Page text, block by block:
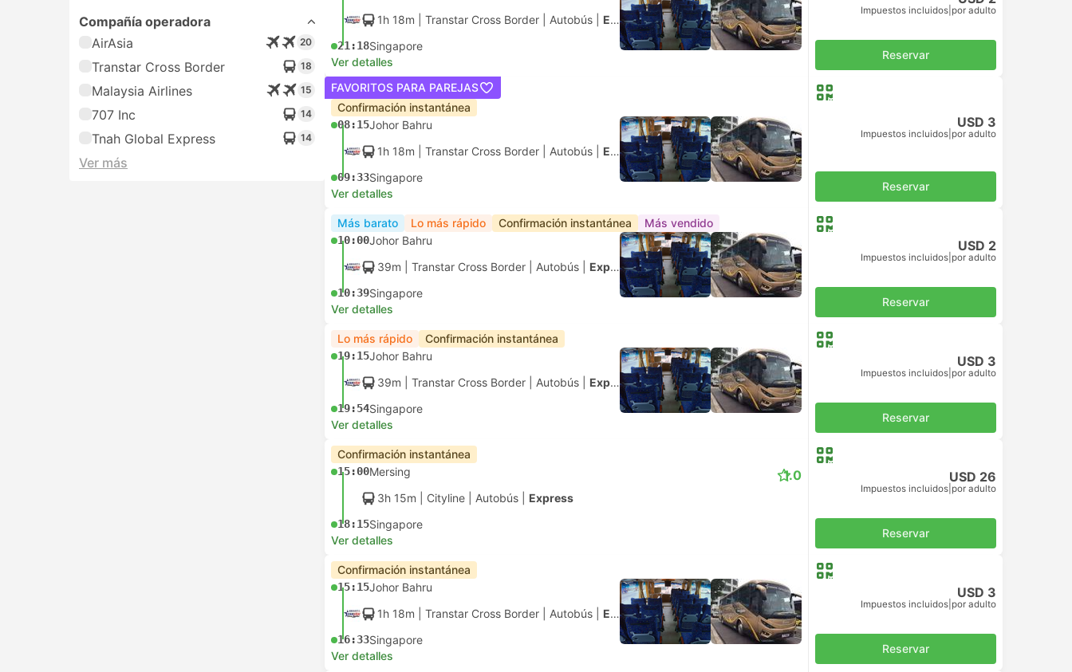
Compañía operadora
AirAsia
20
Transtar Cross Border 18
Malaysia Airlines 15
707 Inc 14
Tnah Global Express 14
Ver más
1h 18m | Transtar Cross Border Autobús Express
21:18Singapore
Ver detalles
Impuestos incluidos por adulto
Reservar
FAVORITOS PARA PAREJAS
Confirmación instantánea
08:15Johor Bahru
1h 18m | Transtar Cross Border Autobús Express
09:33Singapore
Ver detalles
USD 3
Impuestos incluidos por adulto
Reservar
Más barato Lo más rápido Confirmación instantánea Más vendido
10:00Johor Bahru
39m | Transtar Cross Border Autobús Express
10:39Singapore
Ver detalles
USD 2
Impuestos incluidos por adulto
Reservar
Lo más rápido Confirmación instantánea
19:15Johor Bahru
39m | Transtar Cross Border Autobús Express
19:54Singapore
Ver detalles
USD 3
Impuestos incluidos por adulto
Reservar
Confirmación instantánea
15:00Mersing
3h 15m | Cityline Autobús Express
18:15Singapore
1.0
Ver detalles
USD 26
Impuestos incluidos por adulto
Reservar
Confirmación instantánea
15:15Johor Bahru
1h 18m | Transtar Cross Border Autobús Express
16:33Singapore
Ver detalles
USD 3
Impuestos incluidos por adulto
Reservar